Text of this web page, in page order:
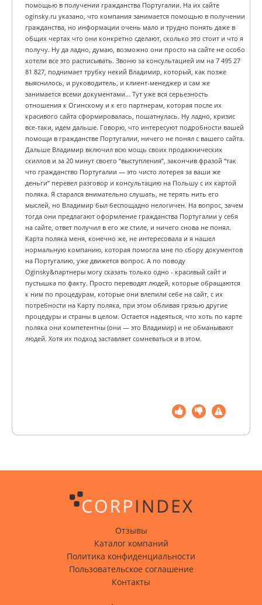
помощью в получении гражданства Португалии. На их сайте
oginsky.ru указано, что компания занимается помощью в получении
гражданства, но информации очень мало и трудно понять даже в
общих чертах что они конкретно сделают, сколько это стоит и что я
получу. Ну да ладно, думаю, возможно они просто на сайте не особо
хотели все это расписывать. Звоню за консультацией им на 7 495 27
81 827, поднимает трубку некий Владимир, который, как позже
выяснилось, и руководитель, и клиент-менеджер и сам же
занимается всеми документами... Тут уже вся серьезность
отношения к Огинскому и к его партнерам, которая после их
красивого сайта сформировалась, пошатнулась. Ну ладно, кризис
все-таки, идем дальше. Говорю, что интересуют подробности вашей
помощи в гражданстве Португалии, ничего не понял с вашего сайта.
Дальше Владимир включил всю мощь своих продажнических
скиллов и за 20 минут своего “выступления”, закончив фразой “так
что гражданство Португалии — это чисто лотерея за ваши же
деньги” перевел разговор и консультацию на Польшу с их картой
поляка. Я старался внимательно слушать, не терять нить его
мыслей, но Владимир был беспощадно нелогичен. На вопрос, зачем
тогда они предлагают оформление гражданства Португалии у себя
на сайте, ответ получил в его же стиле, и ничего снова не понял.
Карта поляка меня, конечно же, не интересовала и я нашел
нормальную компанию, которая помогла мне по сбору документов
на Португалию, уже движется вопрос. А по поводу
Oginsky&партнеры могу сказать только одно - красивый сайт и
пустышка по факту. Просто переводят людей, которые обращаются
к ним по процедурам, которые они влепили себе на сайт, с их
потребности на Карту поляка, при этом обливая грязью другие
процедуры и страны в целом. Остается надеяться, что хоть по карте
поляка они компетентны (они — это Владимир) и не обманывают
людей. Хотя их подход заставляет сомневаться и в этом.
Отзывы
Каталог компаний
Политика конфиденциальности
Пользовательское соглашение
Контакты